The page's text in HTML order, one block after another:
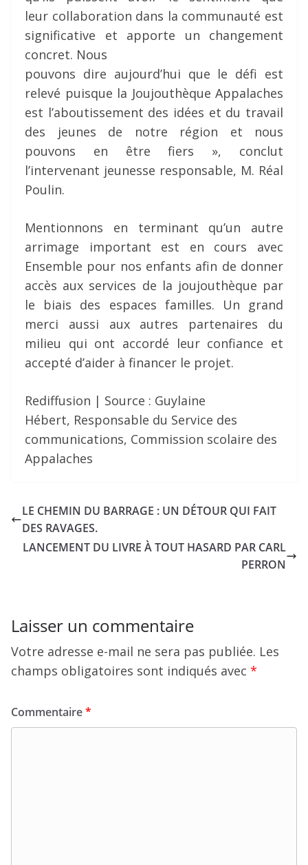
leur collaboration dans la communauté est
significative et apporte un changement
concret. Nous
pouvons dire aujourd’hui que le défi est
relevé puisque la Joujouthèque Appalaches
est l’aboutissement des idées et du travail
des jeunes de notre région et nous
pouvons en être fiers », conclut
l’intervenant jeunesse responsable, M. Réal
Poulin.
Mentionnons en terminant qu’un autre
arrimage important est en cours avec
Ensemble pour nos enfants afin de donner
accès aux services de la joujouthèque par
le biais des espaces familles. Un grand
merci aussi aux autres partenaires du
milieu qui ont accordé leur confiance et
accepté d’aider à financer le projet.
Rediffusion | Source : Guylaine
Hébert, Responsable du Service des
communications, Commission scolaire des
Appalaches
LE CHEMIN DU BARRAGE : UN DÉTOUR QUI FAIT
DES RAVAGES.
LANCEMENT DU LIVRE À TOUT HASARD PAR CARL
PERRON
Laisser un commentaire
Votre adresse e-mail ne sera pas publiée. Les
champs obligatoires sont indiqués avec *
Commentaire*